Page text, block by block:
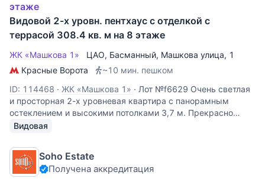
этаже
Видовой 2-х уровн. пентхаус с отделкой с
террасой 308.4 кв. м на 8 этаже
ЖК «Машкова 1» ЦАО, Басманный, Машкова улица, 1
Красные Ворота
~10 мин. пешком
ID: 114468 · ЖК «Машкова 1» · Лот №f6629 Очень светлая
и просторная 2-х уровневая квартира с панорамным
остеклением и высокими потолками 3,7 м. Прекрасно
спланирована: 1 уровень: гостиная с угловым панорамным
спальни с с/у; 2
Видовая
Soho Estate
Получена аккредитация